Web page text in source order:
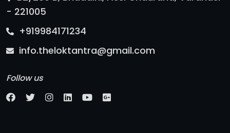
- 221005
+919984171234
info.theloktantra@gmail.com
Follow us